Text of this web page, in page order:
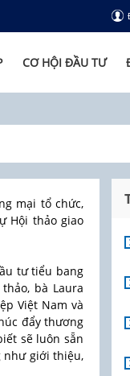
CƠ HỘI ĐẦU TƯ
mại tổ chức,
Hội thảo giao
tư tiểu bang
bà Laura
Việt Nam và
đẩy thương
sẽ luôn sẵn
như giới thiệu,